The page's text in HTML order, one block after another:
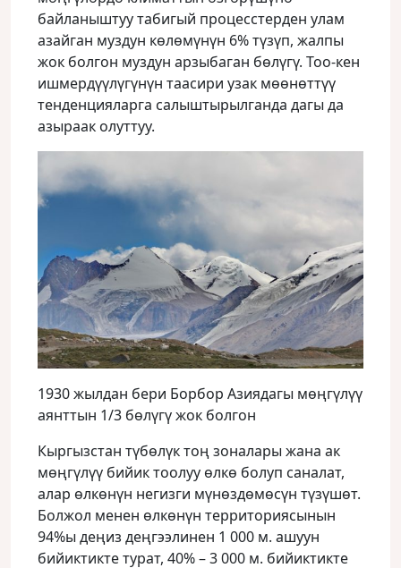
байланыштуу табигый процесстерден улам
азайган муздун көлөмүнүн 6% түзүп, жалпы
жок болгон муздун арзыбаган бөлүгү. Тоо-кен
ишмердүүлүгүнүн таасири узак мөөнөттүү
тенденцияларга салыштырылганда дагы да
азыраак олуттуу.
1930 жылдан бери Борбор Азиядагы мөңгүлүү
аянттын 1/3 бөлүгү жок болгон
Кыргызстан түбөлүк тоң зоналары жана ак
мөңгүлүү бийик тоолуу өлкө болуп саналат,
алар өлкөнүн негизги мүнөздөмөсүн түзүшөт.
Болжол менен өлкөнүн территориясынын
94%ы деңиз деңгээлинен 1 000 м. ашуун
бийиктикте турат, 40% – 3 000 м. бийиктикте